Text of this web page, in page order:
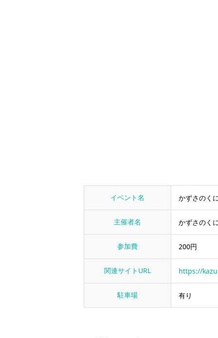
イベント名 かずさのく
主催者名 かずさのく
参加費 200円
関連サイトURL https://
駐車場 有り